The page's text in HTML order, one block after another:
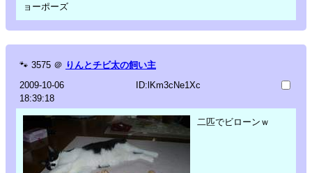
ョーポーズ
🐾 3575 ＠ りんとチビ太の飼い主
2009-10-06
18:39:18
ID:lKm3cNe1Xc
二匹でビローンｗ